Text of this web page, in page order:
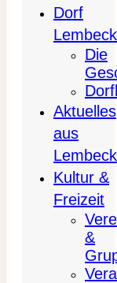
Dorf
Lembeck
Die
Aktuelles
aus
Lembeck
Kultur &
Freizeit
&